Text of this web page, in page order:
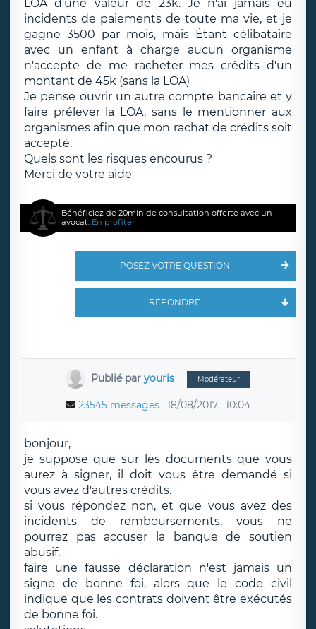
LOA d'une valeur de 23k. Je n'ai jamais eu
incidents de paiements de toute ma vie, et je
gagne 3500 par mois, mais Étant célibataire
avec un enfant à charge aucun organisme
n'accepte de me racheter mes crédits d'un
montant de 45k (sans la LOA)
Je pense ouvrir un autre compte bancaire et y
faire prélever la LOA, sans le mentionner aux
organismes afin que mon rachat de crédits soit
accepté.
Quels sont les risques encourus ?
Merci de votre aide
Bénéficiez de 20min de consultation offerte avec un
avocat. En profiter
POSEZ VOTRE QUESTION
RÉPONDRE
Publié par youris Modérateur
23545 messages 18/08/2017 10:04
bonjour,
je suppose que sur les documents que vous
aurez à signer, il doit vous être demandé si
vous avez d'autres crédits.
si vous répondez non, et que vous avez des
incidents de remboursements, vous ne
pourrez pas accuser la banque de soutien
abusif.
faire une fausse déclaration n'est jamais un
signe de bonne foi, alors que le code civil
indique que les contrats doivent être exécutés
de bonne foi.